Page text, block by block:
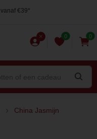
vanaf €39*
0 0
China Jasmijn